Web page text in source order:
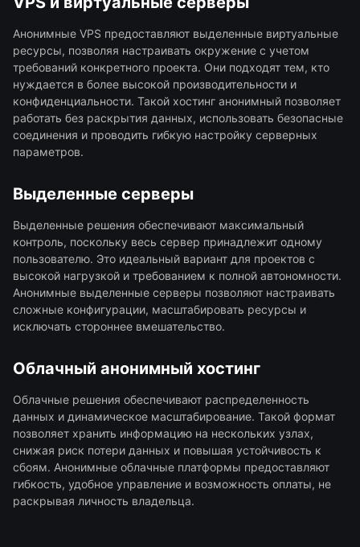
Анонимные VPS предоставляют выделенные виртуальные
ресурсы, позволяя настраивать окружение с учетом
требований конкретного проекта. Они подходят тем, кто
нуждается в более высокой производительности и
конфиденциальности. Такой хостинг анонимный позволяет
работать без раскрытия данных, использовать безопасные
соединения и проводить гибкую настройку серверных
параметров.
Выделенные серверы
Выделенные решения обеспечивают максимальный
контроль, поскольку весь сервер принадлежит одному
пользователю. Это идеальный вариант для проектов с
высокой нагрузкой и требованием к полной автономности.
Анонимные выделенные серверы позволяют настраивать
сложные конфигурации, масштабировать ресурсы и
исключать стороннее вмешательство.
Облачный анонимный хостинг
Облачные решения обеспечивают распределенность
данных и динамическое масштабирование. Такой формат
позволяет хранить информацию на нескольких узлах,
снижая риск потери данных и повышая устойчивость к
сбоям. Анонимные облачные платформы предоставляют
гибкость, удобное управление и возможность оплаты, не
раскрывая личность владельца.